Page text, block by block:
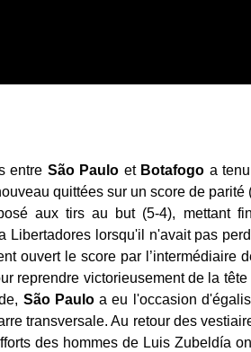
entre São Paulo et Botafogo a
quittées sur un score de parité
aux tirs au but (5-4), mettant
Libertadores lorsqu'il n'avait pas
ouvert le score par l’intermédiaire
reprendre victorieusement de la
São Pauloa eu l'occasion
transversale. Au retour des
des hommes de Luis Zubeldía